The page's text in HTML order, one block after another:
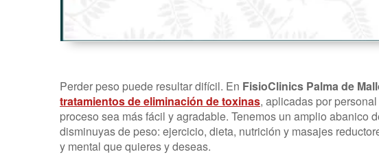
Perder peso puede resultar difícil. En FisioClinics Palma de
tratamientos de eliminación de toxinas, aplicadas por
proceso sea más fácil y agradable. Tenemos un amplio abanico
disminuyas de peso: ejercicio, dieta, nutrición y masajes
y mental que quieres y deseas.